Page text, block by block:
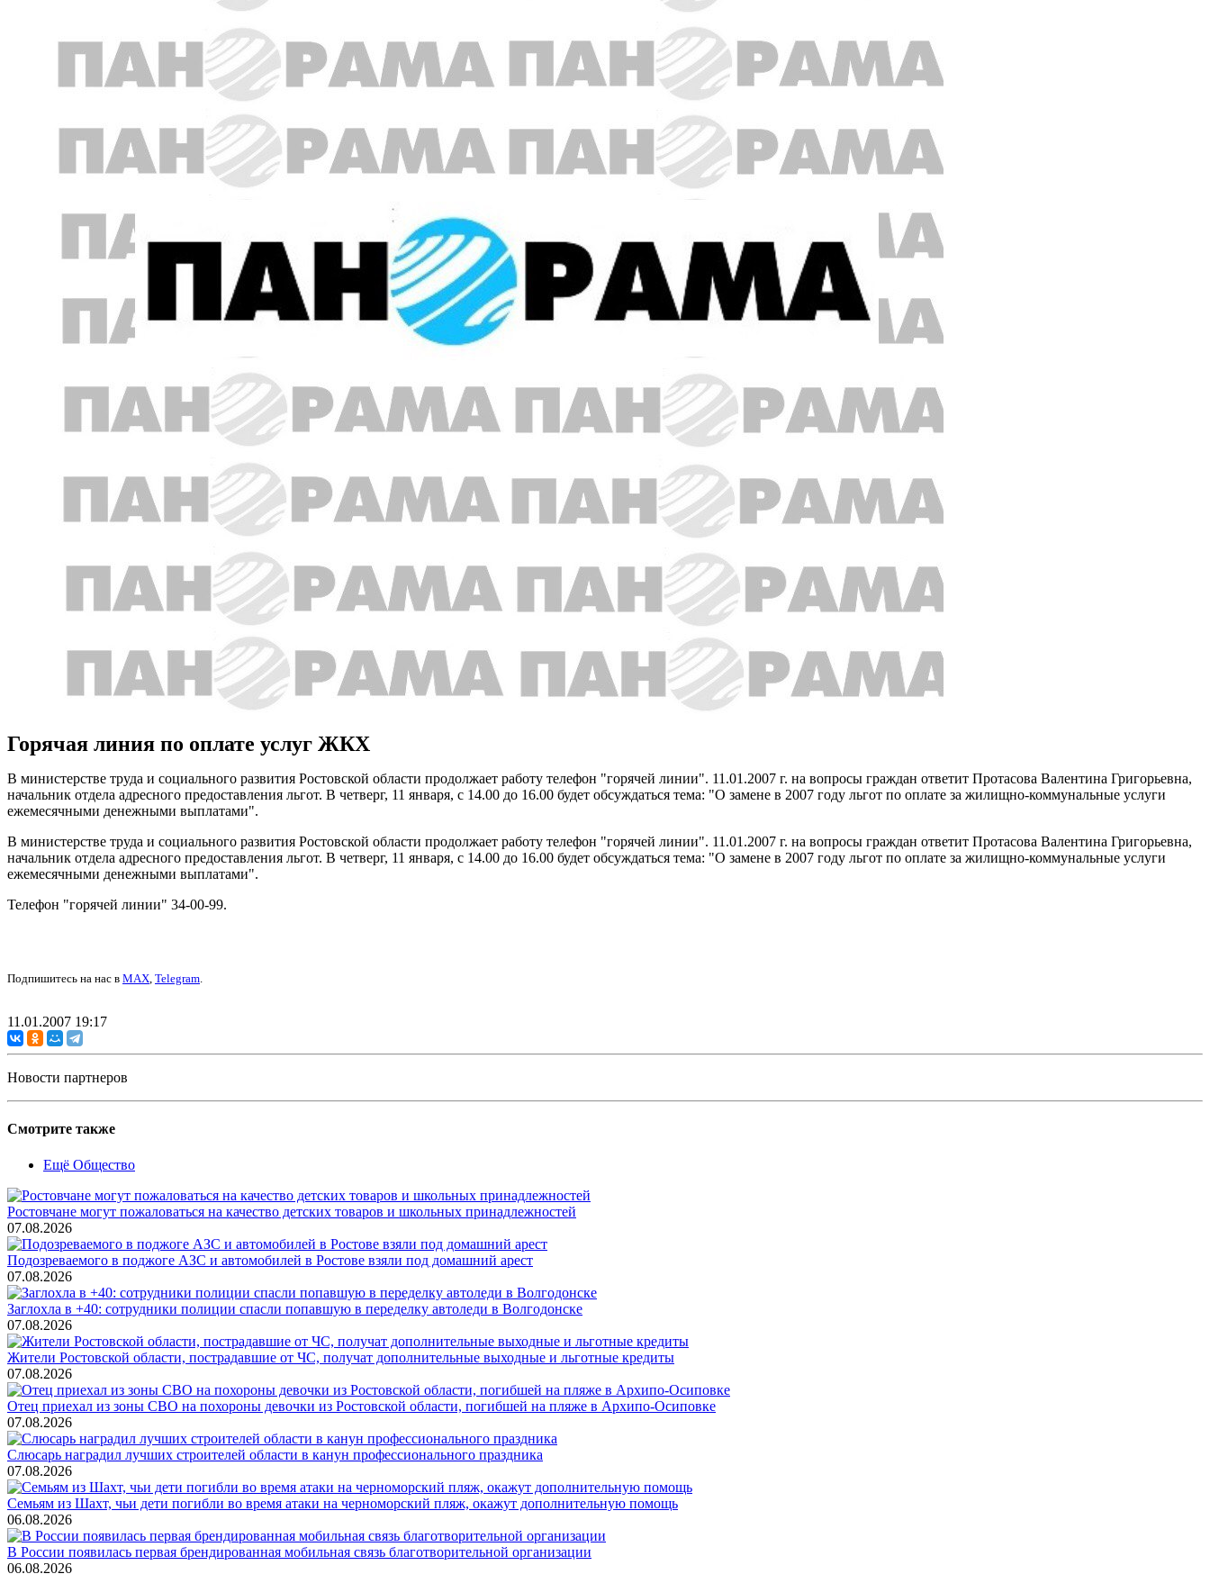
Горячая линия по оплате услуг ЖКХ
В министерстве труда и социального развития Ростовской области продолжает работу телефон "горячей линии". 11.01.2007 г. на вопросы граждан ответит Протасова Валентина Григорьевна,
начальник отдела адресного предоставления льгот. В четверг, 11 января, с 14.00 до 16.00 будет обсуждаться тема: "О замене в 2007 году льгот по оплате за жилищно-коммунальные услуги
ежемесячными денежными выплатами".
В министерстве труда и социального развития Ростовской области продолжает работу телефон "горячей линии". 11.01.2007 г. на вопросы граждан ответит Протасова Валентина Григорьевна,
начальник отдела адресного предоставления льгот. В четверг, 11 января, с 14.00 до 16.00 будет обсуждаться тема: "О замене в 2007 году льгот по оплате за жилищно-коммунальные услуги
ежемесячными денежными выплатами".
Телефон "горячей линии" 34-00-99.
Подпишитесь на нас в MAX, Telegram.
11.01.2007 19:17
Новости партнеров
Смотрите также
Ещё Общество
Ростовчане могут пожаловаться на качество детских товаров и школьных принадлежностей
07.08.2026
Подозреваемого в поджоге АЗС и автомобилей в Ростове взяли под домашний арест
07.08.2026
Заглохла в +40: сотрудники полиции спасли попавшую в переделку автоледи в Волгодонске
07.08.2026
Жители Ростовской области, пострадавшие от ЧС, получат дополнительные выходные и льготные кредиты
07.08.2026
Отец приехал из зоны СВО на похороны девочки из Ростовской области, погибшей на пляже в Архипо-Осиповке
07.08.2026
Слюсарь наградил лучших строителей области в канун профессионального праздника
07.08.2026
Семьям из Шахт, чьи дети погибли во время атаки на черноморский пляж, окажут дополнительную помощь
06.08.2026
В России появилась первая брендированная мобильная связь благотворительной организации
06.08.2026